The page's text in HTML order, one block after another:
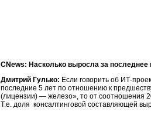
CNews: Насколько выросла за
Дмитрий Гулько: Если говорить об ИТ-
последние 5 лет по отношению к
(лицензии) — железо», то от соотношения
Т.е. доля консалтинговой составляющей